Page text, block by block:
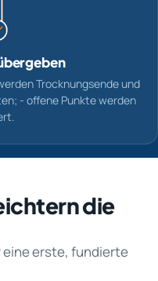
Trocknungsende und
- offene Punkte werden
die
eine erste, fundierte